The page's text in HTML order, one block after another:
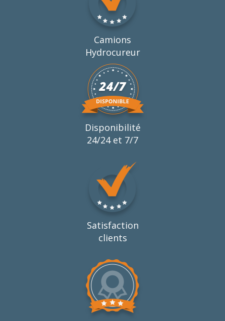
Camions
Hydrocureur
Disponibilité
24/24 et 7/7
Satisfaction
clients